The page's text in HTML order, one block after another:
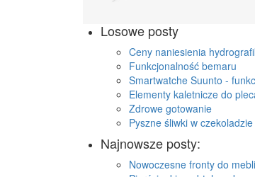
Losowe posty
Ceny naniesienia
Funkcjonalność bemaru
Smartwatche Suunto -
Elementy kaletnicze do
Zdrowe gotowanie
Pyszne śliwki w czekoladzie
Najnowsze posty:
Nowoczesne fronty do mebli